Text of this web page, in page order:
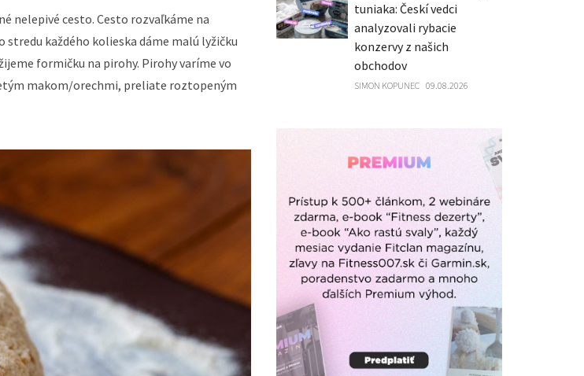
nelepivé cesto. Cesto rozvaľkáme na
stredu každého kolieska dáme malú lyžičku
formičku na pirohy. Pirohy varíme vo
makom/orechmi, preliate roztopeným
tuniaka: Českí vedci
analyzovali rybacie
konzervy z našich
obchodov
SIMON KOPUNEC 09.08.2026